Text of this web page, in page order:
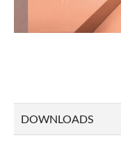
DOWNLOADS